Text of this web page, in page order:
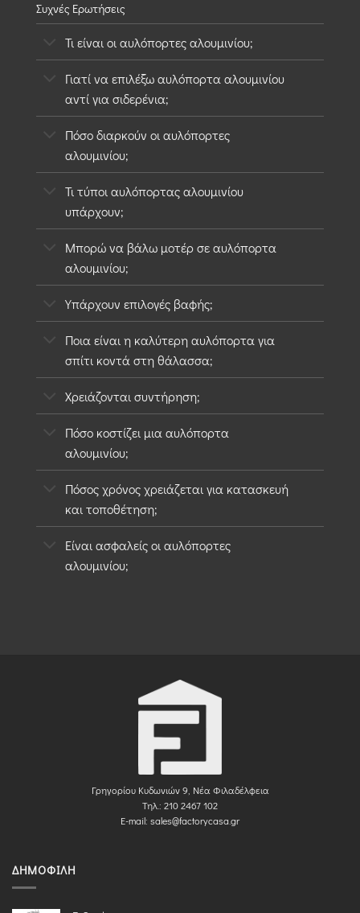
Συχνές Ερωτήσεις
Τι είναι οι αυλόπορτες αλουμινίου;
Γιατί να επιλέξω αυλόπορτα αλουμινίου
αντί για σιδερένια;
Πόσο διαρκούν οι αυλόπορτες
αλουμινίου;
Τι τύποι αυλόπορτας αλουμινίου
υπάρχουν;
Μπορώ να βάλω μοτέρ σε αυλόπορτα
αλουμινίου;
Υπάρχουν επιλογές βαφής;
Ποια είναι η καλύτερη αυλόπορτα για
σπίτι κοντά στη θάλασσα;
Χρειάζονται συντήρηση;
Πόσο κοστίζει μια αυλόπορτα
αλουμινίου;
Πόσος χρόνος χρειάζεται για κατασκευή
και τοποθέτηση;
Είναι ασφαλείς οι αυλόπορτες
αλουμινίου;
Γρηγορίου Κυδωνιών 9, Νέα Φιλαδέλφεια
Τηλ.: 210 2467 102
E-mail: sales@factorycasa.gr
ΔΗΜΟΦΙΛΉ